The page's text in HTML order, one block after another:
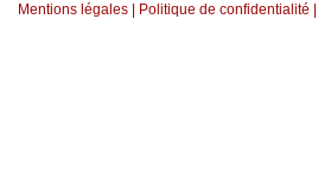
Mentions légales
Politique de confidentialité